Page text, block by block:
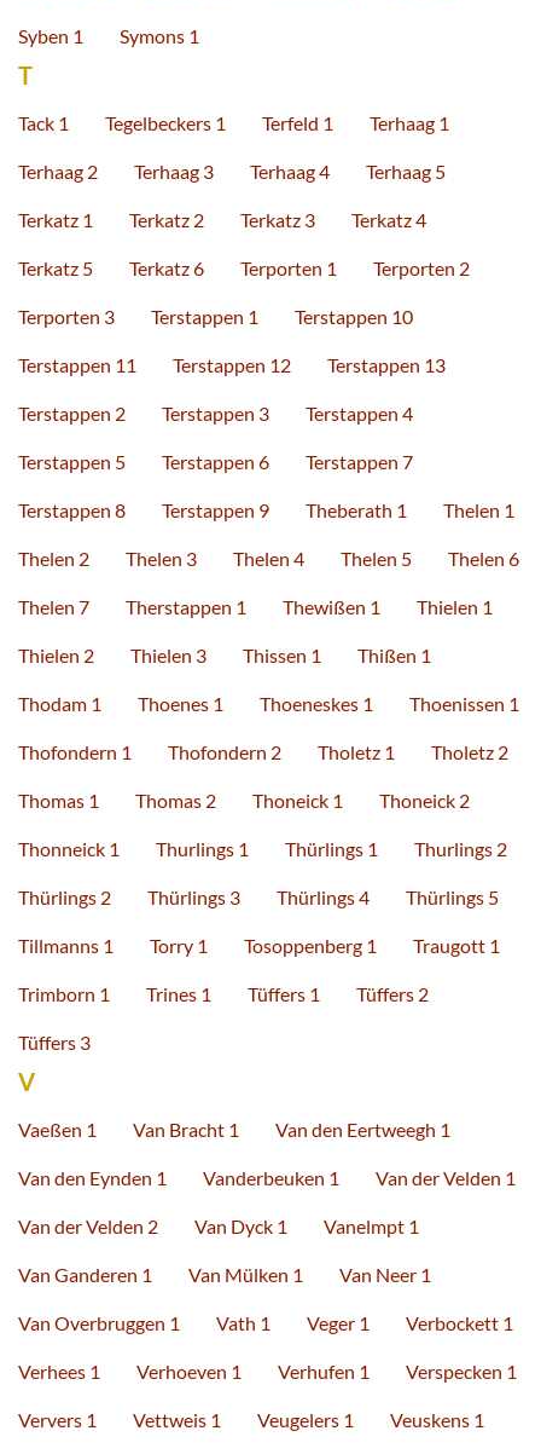
Syben 1 Symons 1
T
Tack 1 Tegelbeckers 1 Terfeld 1 Terhaag 1
Terhaag 2 Terhaag 3 Terhaag 4 Terhaag 5
Terkatz 1 Terkatz 2 Terkatz 3 Terkatz 4
Terkatz 5 Terkatz 6 Terporten 1 Terporten 2
Terporten 3 Terstappen 1 Terstappen 10
Terstappen 11 Terstappen 12 Terstappen 13
Terstappen 2 Terstappen 3 Terstappen 4
Terstappen 5 Terstappen 6 Terstappen 7
Terstappen 8 Terstappen 9 Theberath 1 Thelen 1
Thelen 2 Thelen 3 Thelen 4 Thelen 5 Thelen 6
Thelen 7 Therstappen 1 Thewißen 1 Thielen 1
Thielen 2 Thielen 3 Thissen 1 Thißen 1
Thodam 1 Thoenes 1 Thoeneskes 1 Thoenissen 1
Thofondern 1 Thofondern 2 Tholetz 1 Tholetz 2
Thomas 1 Thomas 2 Thoneick 1 Thoneick 2
Thonneick 1 Thurlings 1 Thürlings 1 Thurlings 2
Thürlings 2 Thürlings 3 Thürlings 4 Thürlings 5
Tillmanns 1 Torry 1 Tosoppenberg 1 Traugott 1
Trimborn 1 Trines 1 Tüffers 1 Tüffers 2
Tüffers 3
V
Vaeßen 1 Van Bracht 1 Van den Eertweegh 1
Van den Eynden 1 Vanderbeuken 1 Van der Velden 1
Van der Velden 2 Van Dyck 1 Vanelmpt 1
Van Ganderen 1 Van Mülken 1 Van Neer 1
Van Overbruggen 1 Vath 1 Veger 1 Verbockett 1
Verhees 1 Verhoeven 1 Verhufen 1 Verspecken 1
Ververs 1 Vettweis 1 Veugelers 1 Veuskens 1